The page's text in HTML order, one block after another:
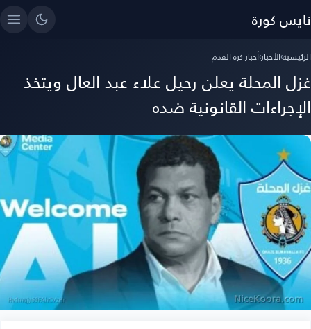
نايس كورة
الرئيسية›الأخبار›أخبار كرة القدم
غزل المحلة يعلن رحيل علاء عبد العال ويتخذ
الإجراءات القانونية ضده